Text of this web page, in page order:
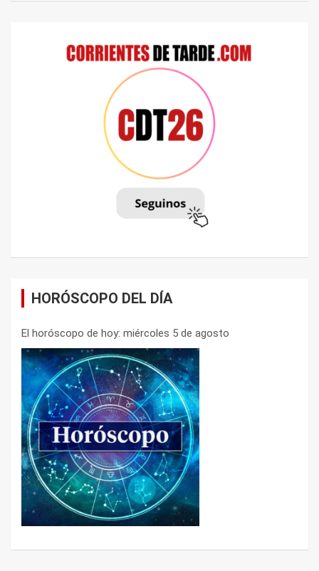
HORÓSCOPO DEL DÍA
El horóscopo de hoy: miércoles 5 de agosto